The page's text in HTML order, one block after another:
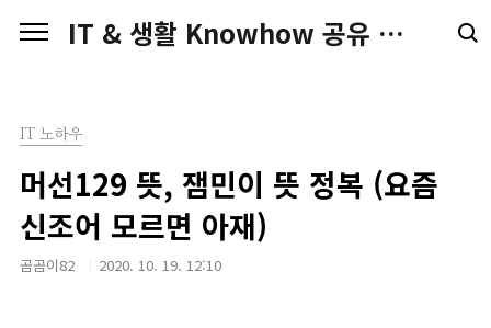
IT & 생활 Knowhow 공유 전문가 Blog
IT 노하우
머선129 뜻, 잼민이 뜻 정복 (요즘
신조어 모르면 아재)
곰곰이82 2020. 10. 19. 12:10